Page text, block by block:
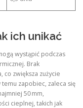
ich unikać
wystąpić podczas
Brak
zwiększa zużycie
temu zapobiec, zaleca się
50 mm,
cieplnej, takich jak